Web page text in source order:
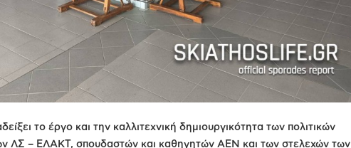
το έργο και την καλλιτεχνική δημιουργικότητα των πολιτικών
ΛΣ – ΕΛΑΚΤ, σπουδαστών και καθηγητών ΑΕΝ και των στελεχών των